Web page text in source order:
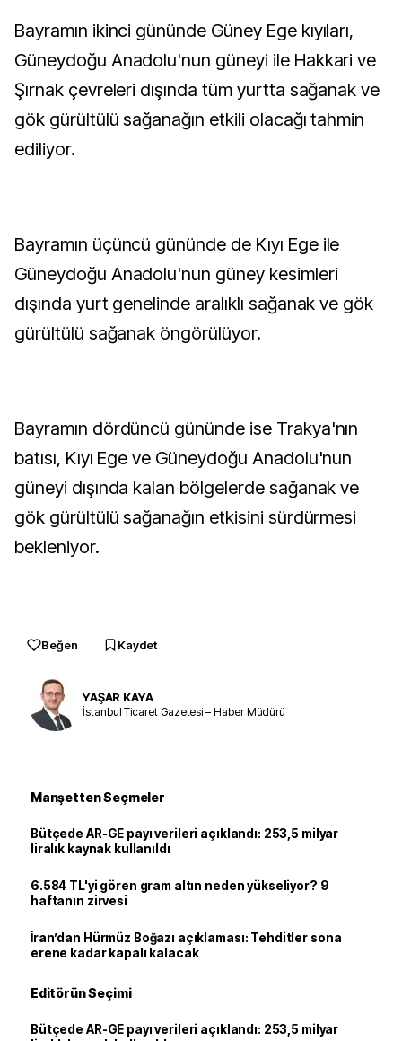
Bayramın ikinci gününde Güney Ege kıyıları,
Güneydoğu Anadolu'nun güneyi ile Hakkari ve
Şırnak çevreleri dışında tüm yurtta sağanak ve
gök gürültülü sağanağın etkili olacağı tahmin
ediliyor.
Bayramın üçüncü gününde de Kıyı Ege ile
Güneydoğu Anadolu'nun güney kesimleri
dışında yurt genelinde aralıklı sağanak ve gök
gürültülü sağanak öngörülüyor.
Bayramın dördüncü gününde ise Trakya'nın
batısı, Kıyı Ege ve Güneydoğu Anadolu'nun
güneyi dışında kalan bölgelerde sağanak ve
gök gürültülü sağanağın etkisini sürdürmesi
bekleniyor.
Beğen Kaydet
YAŞAR KAYA
İstanbul Ticaret Gazetesi – Haber Müdürü
Manşetten Seçmeler
Bütçede AR-GE payı verileri açıklandı: 253,5 milyar
liralık kaynak kullanıldı
6.584 TL'yi gören gram altın neden yükseliyor? 9
haftanın zirvesi
İran’dan Hürmüz Boğazı açıklaması: Tehditler sona
erene kadar kapalı kalacak
Editörün Seçimi
Bütçede AR-GE payı verileri açıklandı: 253,5 milyar